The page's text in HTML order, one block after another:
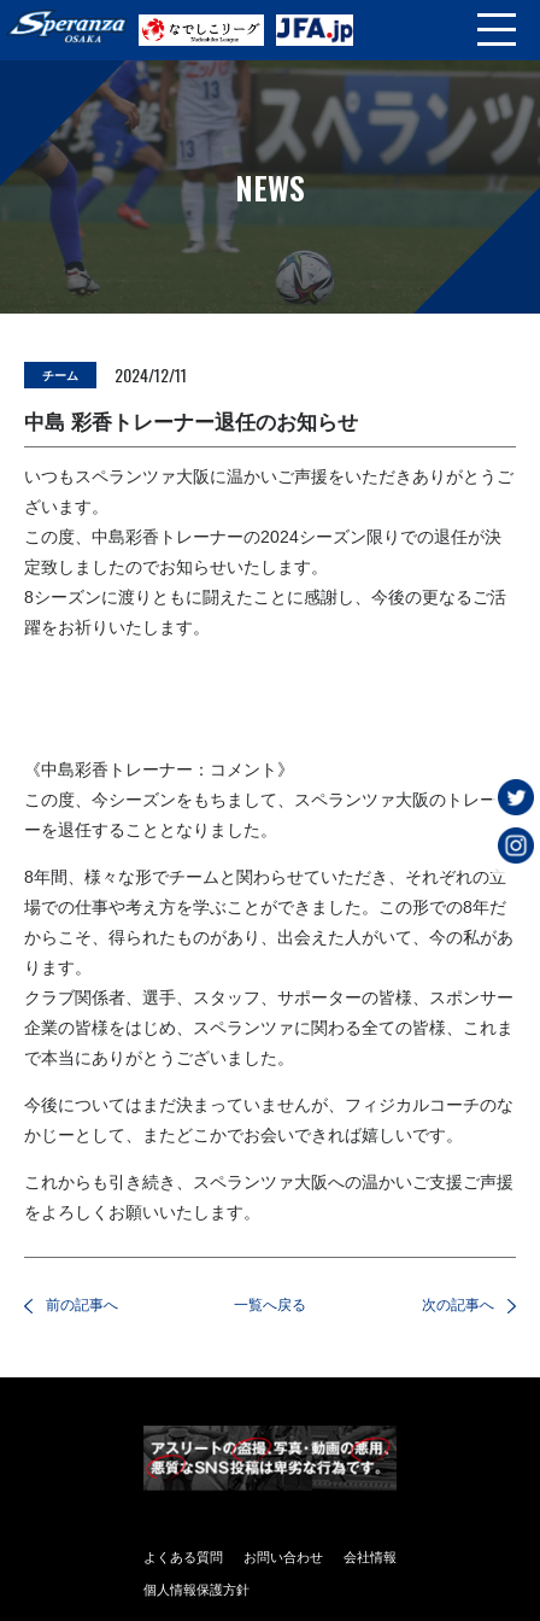
NEWS
チーム 2024/12/11
中島 彩香トレーナー退任のお知らせ
いつもスペランツァ大阪に温かいご声援をいただきありがとうご
ざいます。
この度、中島彩香トレーナーの2024シーズン限りでの退任が決
定致しましたのでお知らせいたします。
8シーズンに渡りともに闘えたことに感謝し、今後の更なるご活
躍をお祈りいたします。
《中島彩香トレーナー：コメント》
この度、今シーズンをもちまして、スペランツァ大阪のトレーナ
ーを退任することとなりました。
8年間、様々な形でチームと関わらせていただき、それぞれの立
場での仕事や考え方を学ぶことができました。この形での8年だ
からこそ、得られたものがあり、出会えた人がいて、今の私があ
ります。
クラブ関係者、選手、スタッフ、サポーターの皆様、スポンサー
企業の皆様をはじめ、スペランツァに関わる全ての皆様、これま
で本当にありがとうございました。
今後についてはまだ決まっていませんが、フィジカルコーチのな
かじーとして、またどこかでお会いできれば嬉しいです。
これからも引き続き、スペランツァ大阪への温かいご支援ご声援
をよろしくお願いいたします。
前の記事へ 一覧へ戻る 次の記事へ
よくある質問 お問い合わせ 会社情報
個人情報保護方針